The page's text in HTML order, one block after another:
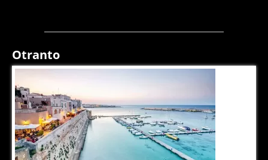
Otranto